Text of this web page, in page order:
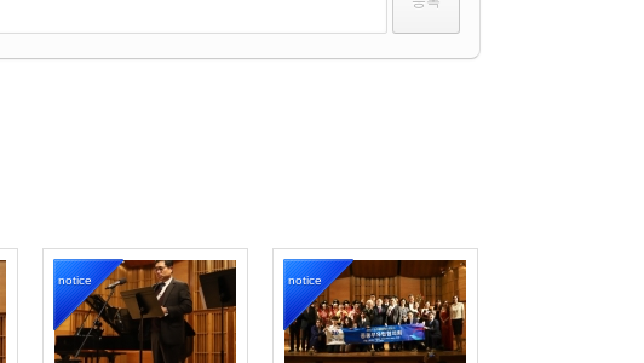
notice notice